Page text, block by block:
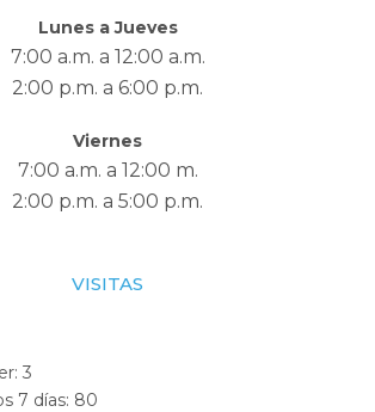
Lunes a Jueves
7:00 a.m. a 12:00 a.m.
2:00 p.m. a 6:00 p.m.
Viernes
7:00 a.m. a 12:00 m.
2:00 p.m. a 5:00 p.m.
VISITAS
3
7 días: 80